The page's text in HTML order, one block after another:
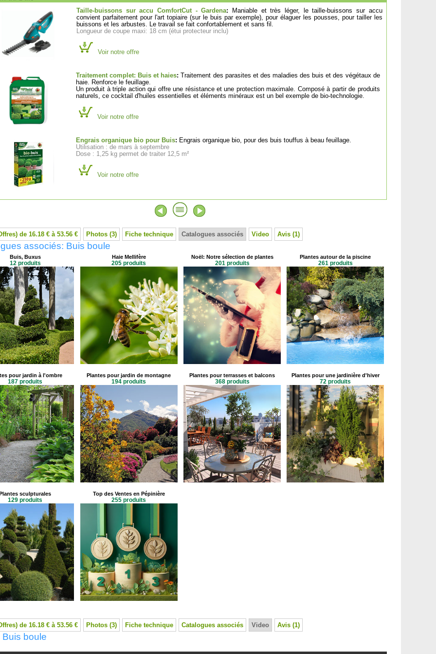
Taille-buissons sur accu ComfortCut - Gardena: Maniable et très léger, le taille-buissons sur accu
convient parfaitement pour l'art topiaire (sur le buis par exemple), pour élaguer les pousses, pour tailler les
buissons et les arbustes. Le travail se fait confortablement et sans fil.
Longueur de coupe maxi: 18 cm (étui protecteur inclu)
Voir notre offre
Traitement complet: Buis et haies: Traitement des parasites et des maladies des buis et des végétaux de
haie. Renforce le feuillage.
Un produit à triple action qui offre une résistance et une protection maximale. Composé à partir de produits
naturels, ce cocktail d'huiles essentielles et éléments minéraux est un bel exemple de bio-technologie.
Voir notre offre
Engrais organique bio pour Buis: Engrais organique bio, pour des buis touffus à beau feuillage.
Utilisation : de mars à septembre
Dose : 1,25 kg permet de traiter 12,5 m²
Voir notre offre
de 16.18 € à 53.56 € Photos (3) Fiche technique Catalogues associés Video Avis (1)
associés: Buis boule
Buis, Buxus
12 produits
Haie Mellifère
205 produits
Noël: Notre sélection de plantes
201 produits
Plantes autour de la piscine
261 produits
pour jardin à l'ombre
187 produits
Plantes pour jardin de montagne
194 produits
Plantes pour terrasses et balcons
368 produits
Plantes pour une jardinière d'hiver
72 produits
sculpturales
129 produits
Top des Ventes en Pépinière
255 produits
de 16.18 € à 53.56 € Photos (3) Fiche technique Catalogues associés Video Avis (1)
Buis boule